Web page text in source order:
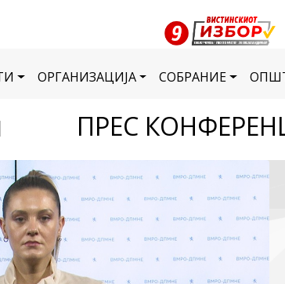
ОРГАНИЗАЦИЈА СОБРАНИЕ
ПРЕС